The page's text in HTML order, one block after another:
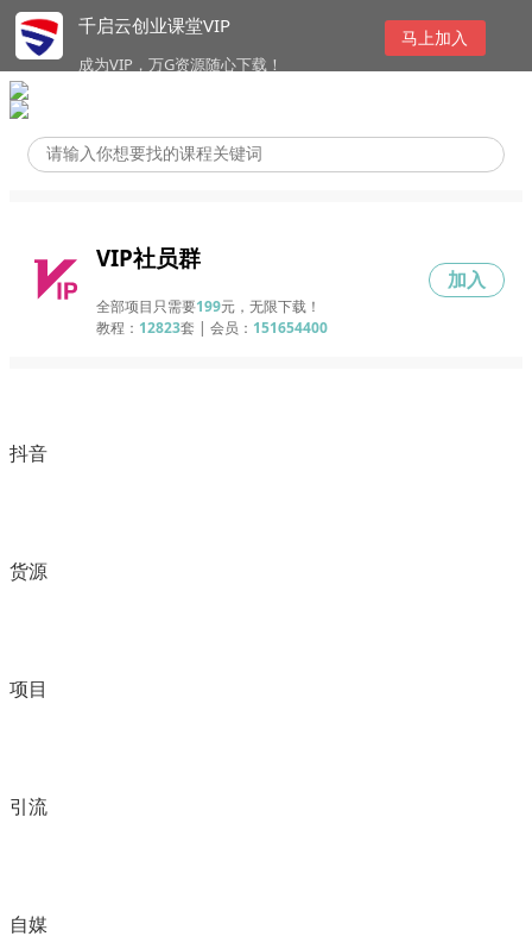
千启云创业课堂VIP
成为VIP，万G资源随心下载！
马上加入
VIP社员群
全部项目只需要199元，无限下载！
教程： 12823套 | 会员： 151654400
加入
抖音
货源
项目
引流
自媒